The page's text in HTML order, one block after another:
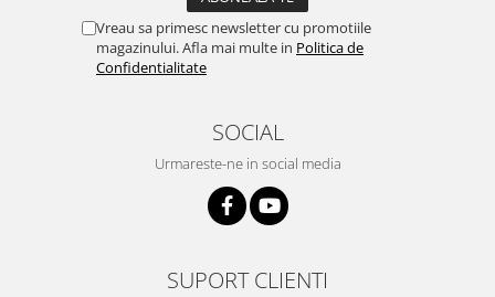
Vreau sa primesc newsletter cu promotiile
magazinului. Afla mai multe in Politica de
Confidentialitate
SOCIAL
Urmareste-ne in social media
SUPORT CLIENTI